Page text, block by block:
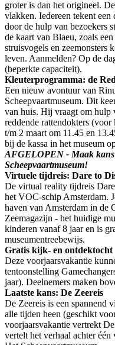
groter is dan het origineel.
vlakken. Iedereen tekent
door de hulp van bezoekers
de kaart van Blaeu, zoals
struisvogels en zeemonsters
leven. Aanmelden? Op de
(beperkte capaciteit).
Kleuterprogramma: de
Een nieuw avontuur van
Scheepvaartmuseum. Dit
van huis. Hij vraagt om hulp
reddende rattendokters
t/m 2 maart om 11.45 en
bij de kassa in het museum
AFGELOPEN - Maak kans
Scheepvaartmuseum!
Virtuele tijdreis: Dare to
De virtual reality tijdreis
het VOC-schip Amsterdam.
haven van Amsterdam in de
Zeemagazijn - het huidige
kinderen vanaf 8 jaar en is
museumentreebewijs.
Gratis kijk- en ontdektocht
Deze voorjaarsvakantie
tentoonstelling
jaar). Deelnemers maken
Laatste kans: De Zeereis
De Zeereis is een spannend
alle tijden heen (geschikt
voorjaarsvakantie vertrekt
vertelt het verhaal achter